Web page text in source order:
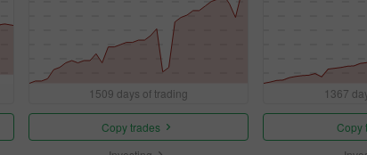
1509 days of trading
Copy trades
1367
Copy